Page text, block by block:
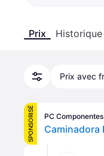
Prix
Prix avec
SPONSORISÉ PC Componentes
Caminadora